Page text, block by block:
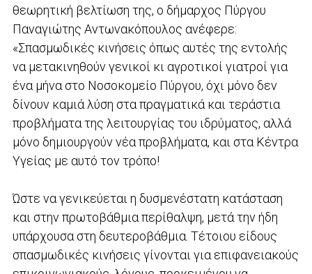
θεωρητική βελτίωση της, ο δήμαρχος Πύργου
Παναγιώτης Αντωνακόπουλος ανέφερε:
«Σπασμωδικές κινήσεις όπως αυτές της εντολής
να μετακινηθούν γενικοί κι αγροτικοί γιατροί για
ένα μήνα στο Νοσοκομείο Πύργου, όχι μόνο δεν
δίνουν καμιά λύση στα πραγματικά και τεράστια
προβλήματα της λειτουργίας του ιδρύματος, αλλά
μόνο δημιουργούν νέα προβλήματα, και στα Κέντρα
Υγείας με αυτό τον τρόπο!
Ώστε να γενικεύεται η δυσμενέστατη κατάσταση
και στην πρωτοβάθμια περίθαλψη, μετά την ήδη
υπάρχουσα στη δευτεροβάθμια. Τέτοιου είδους
σπασμωδικές κινήσεις γίνονται για επιφανειακούς